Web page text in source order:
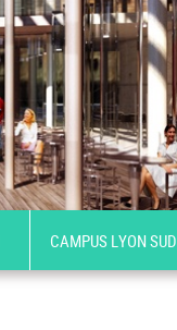
CAMPUS LYON SUD